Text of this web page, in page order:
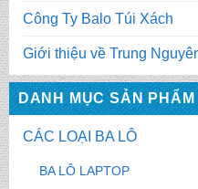
Công Ty Balo Túi Xách
Giới thiệu về Trung
DANH MỤC SẢN PHẨM
CÁC LOẠI BA LÔ
BA LÔ LAPTOP